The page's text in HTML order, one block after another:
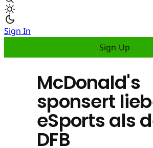
Sign In
Sign Up
McDonald's
sponsert
eSports als
DFB